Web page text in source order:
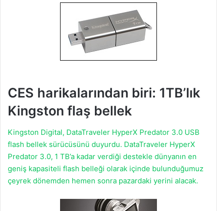
CES harikalarından biri: 1TB’lık
Kingston flaş bellek
Kingston Digital, DataTraveler HyperX Predator 3.0 USB
flash bellek sürücüsünü duyurdu. DataTraveler HyperX
Predator 3.0, 1 TB’a kadar verdiği destekle dünyanın en
geniş kapasiteli flash belleği olarak içinde bulunduğumuz
çeyrek dönemden hemen sonra pazardaki yerini alacak.